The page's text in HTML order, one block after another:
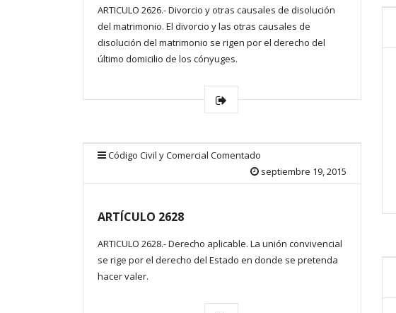
ARTICULO 2626.- Divorcio y otras causales de disolución
del matrimonio. El divorcio y las otras causales de
disolución del matrimonio se rigen por el derecho del
último domicilio de los cónyuges.
Código Civil y Comercial Comentado
septiembre 19, 2015
ARTÍCULO 2628
ARTICULO 2628.- Derecho aplicable. La unión convivencial
se rige por el derecho del Estado en donde se pretenda
hacer valer.